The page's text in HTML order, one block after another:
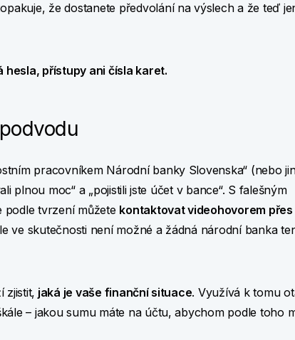
že dostanete předvolání na výslech a že teď
přístupy ani čísla karet.
pracovníkem Národní banky Slovenska“ (nebo
plnou moc“ a „pojistili jste účet v bance“. S falešným
podle tvrzení můžete kontaktovat videohovorem přes
ve skutečnosti není možné a žádná národní banka
zjistit, jaká je vaše finanční situace. Využívá k tomu
– jakou sumu máte na účtu, abychom podle toho